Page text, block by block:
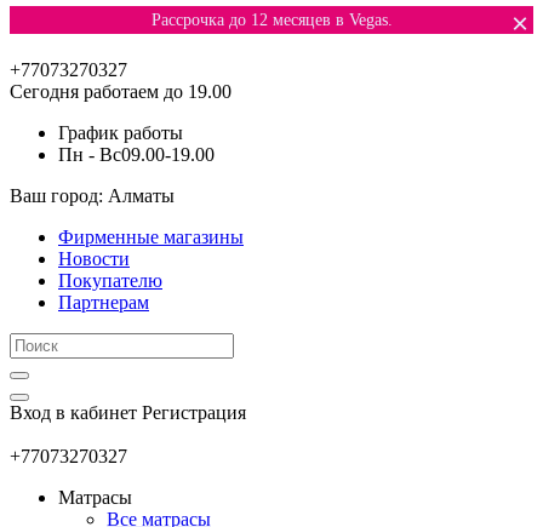
Рассрочка до 12 месяцев в Vegas. ×
+77073270327
Сегодня работаем до 19.00
График работы
Пн - Вс09.00-19.00
Ваш город: Алматы
Фирменные магазины
Новости
Покупателю
Партнерам
Вход в кабинет Регистрация
+77073270327
Матрасы
Все матрасы